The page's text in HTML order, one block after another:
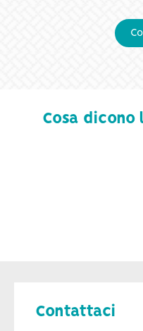
Cosa
Contattaci